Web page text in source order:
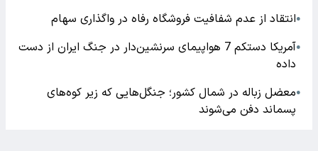
●انتقاد از عدم شفافیت فروشگاه رفاه در واگذاری سهام
●
آمریکا دستکم 7 هواپیمای سرنشین‌دار در جنگ ایران از دست
داده
●معضل زباله در شمال کشور؛ جنگل‌هایی که زیر کوه‌های
پسماند دفن می‌شوند